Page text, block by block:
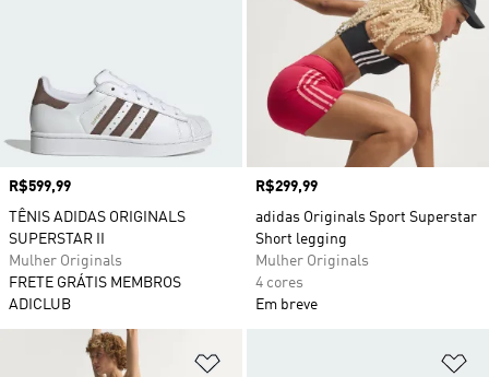
Preço
R$599,99
TÊNIS ADIDAS ORIGINALS
SUPERSTAR II
Mulher Originals
FRETE GRÁTIS MEMBROS
ADICLUB
Preço
R$299,99
adidas Originals Sport Superstar
Short legging
Mulher Originals
4 cores
Em breve